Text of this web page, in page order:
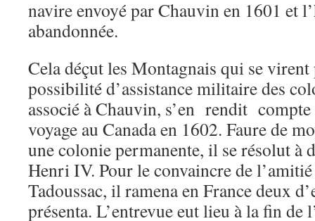
navire envoyé par Chauvin en 1601 et
abandonnée.
Cela déçut les Montagnais qui se
possibilité d’assistance militaire des
associé à Chauvin, s’en rendit
voyage au Canada en 1602. Faure de
une colonie permanente, il se résolut à
Henri IV. Pour le convaincre de
Tadoussac, il ramena en France deux
présenta. L’entrevue eut lieu à la fin de